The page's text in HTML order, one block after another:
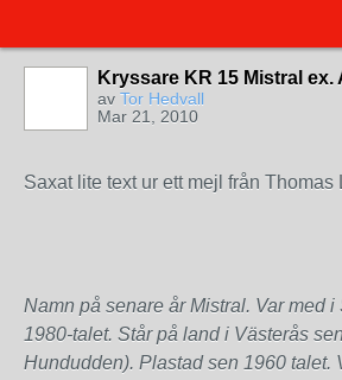
Kryssare KR 15 Mistral ex.
av Tor Hedvall
Mar 21, 2010
Saxat lite text ur ett mejl från Thomas
Namn på senare år Mistral. Var med
1980-talet. Står på land i Västerås
Hundudden). Plastad sen 1960 talet.